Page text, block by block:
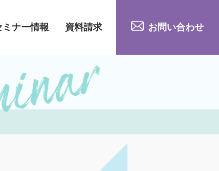
ミナー情報 資料請求 お問い合わせ